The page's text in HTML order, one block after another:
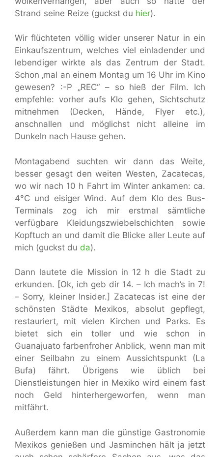
Strand seine Reize (guckst du hier).
Wir flüchteten völlig wider unserer Natur in ein
Einkaufszentrum, welches viel einladender und
lebendiger wirkte als das Zentrum der Stadt.
Schon ‚mal an einem Montag um 16 Uhr im Kino
gewesen? :-P „REC“ – so hieß der Film. Ich
empfehle: vorher aufs Klo gehen, Sichtschutz
mitnehmen (Decken, Hände, Flyer etc.),
anschnallen und möglichst nicht alleine im
Dunkeln nach Hause gehen.
Montagabend suchten wir dann das Weite,
besser gesagt den weiten Westen, Zacatecas,
wo wir nach 10 h Fahrt im Winter ankamen: ca.
4°C und eisiger Wind. Auf dem Klo des Bus-
Terminals zog ich mir erstmal sämtliche
verfügbare Kleidungszwiebelschichten sowie
Kopftuch an und damit die Blicke aller Leute auf
mich (guckst du da).
Dann lautete die Mission in 12 h die Stadt zu
erkunden. [Ok, ich geb dir 14. – Ich mach’s in 7!
– Sorry, kleiner Insider.] Zacatecas ist eine der
schönsten Städte Mexikos, absolut gepflegt,
restauriert, mit vielen Kirchen und Parks. Es
bietet sich ein toller und wie schon in
Guanajuato farbenfroher Anblick, wenn man mit
einer Seilbahn zu einem Aussichtspunkt (La
Bufa) fährt. Übrigens wie üblich bei
Dienstleistungen hier in Mexiko wird einem fast
noch Geld hinterhergeworfen, wenn man
mitfährt.
Außerdem kann man die günstige Gastronomie
Mexikos genießen und Jasminchen hält ja jetzt